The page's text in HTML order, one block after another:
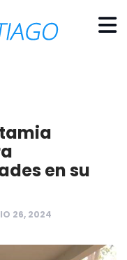
en su
26, 2024